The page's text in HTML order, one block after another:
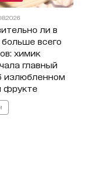
ли в
всего
химик
главный
излюбленном
фрукте